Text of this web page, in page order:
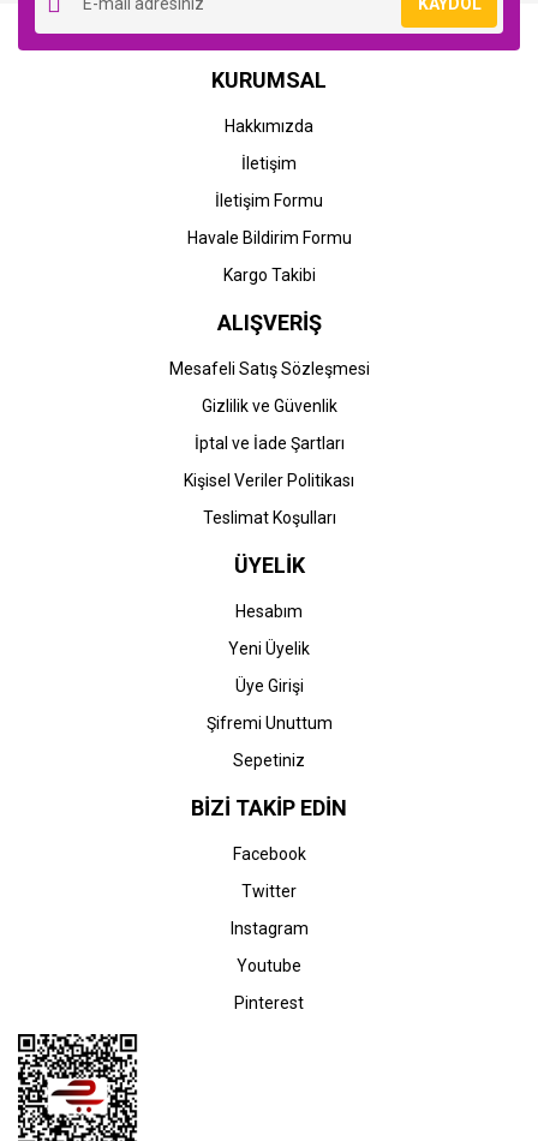
KURUMSAL
Hakkımızda
İletişim
İletişim Formu
Havale Bildirim Formu
Kargo Takibi
ALIŞVERİŞ
Mesafeli Satış Sözleşmesi
Gizlilik ve Güvenlik
İptal ve İade Şartları
Kişisel Veriler Politikası
Teslimat Koşulları
ÜYELİK
Hesabım
Yeni Üyelik
Üye Girişi
Şifremi Unuttum
Sepetiniz
BİZİ TAKİP EDİN
Facebook
Twitter
Instagram
Youtube
Pinterest